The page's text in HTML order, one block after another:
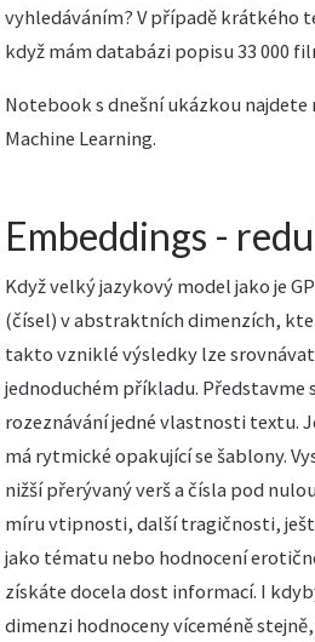
vyhledáváním? V případě krátkého
když mám databázi popisu 33 000
Notebook s dnešní ukázkou najdete
Machine Learning.
Embeddings -
Když velký jazykový model jako je
(čísel) v abstraktních dimenzích,
takto vzniklé výsledky lze
jednoduchém příkladu.
rozeznávání jedné vlastnosti textu.
má rytmické opakující se šablony.
nižší přerývaný verš a čísla pod
míru vtipnosti, další tragičnosti,
jako tématu nebo hodnocení
získáte docela dost informací. I
dimenzi hodnoceny víceméně